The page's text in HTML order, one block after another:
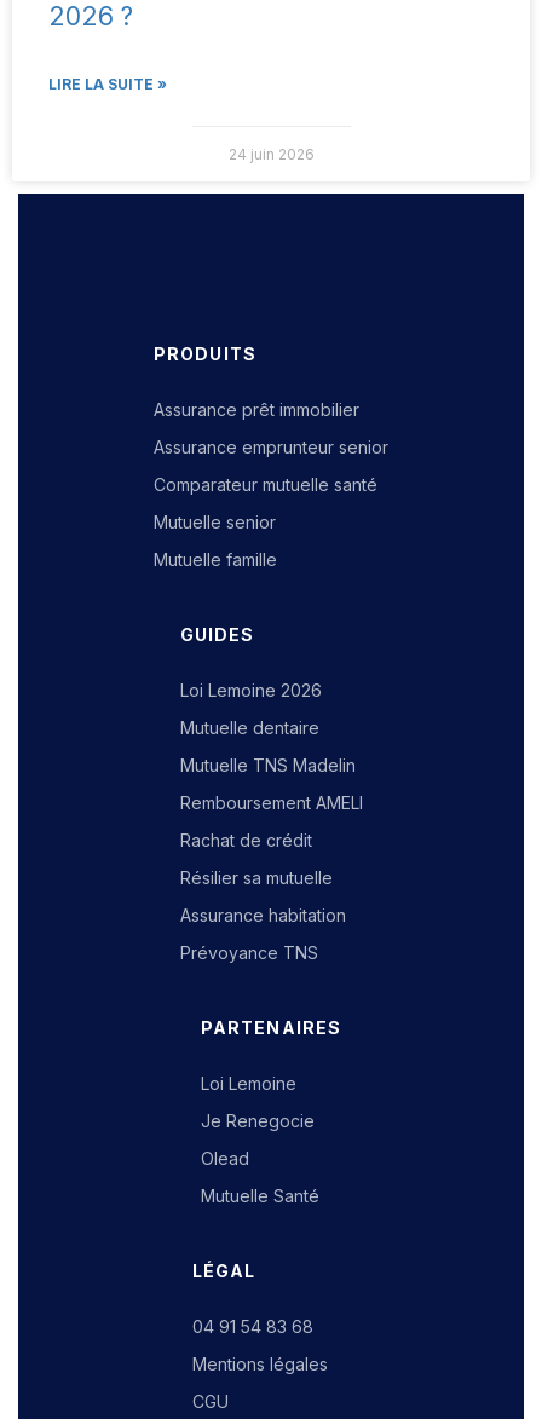
2026 ?
LIRE LA SUITE »
24 juin 2026
PRODUITS
Assurance prêt immobilier
Assurance emprunteur senior
Comparateur mutuelle santé
Mutuelle senior
Mutuelle famille
GUIDES
Loi Lemoine 2026
Mutuelle dentaire
Mutuelle TNS Madelin
Remboursement AMELI
Rachat de crédit
Résilier sa mutuelle
Assurance habitation
Prévoyance TNS
PARTENAIRES
Loi Lemoine
Je Renegocie
Olead
Mutuelle Santé
LÉGAL
04 91 54 83 68
Mentions légales
CGU